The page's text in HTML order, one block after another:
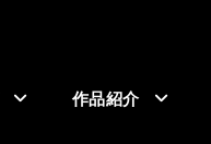
作品紹介